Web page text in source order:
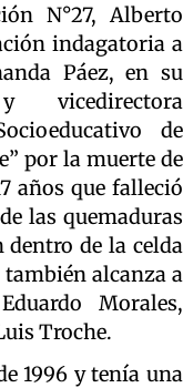
N°27, Alberto
indagatoria a
Páez, en su
de
por la muerte de
años que falleció
las quemaduras
de la celda
alcanza a
Morales,
Troche.
1996 y tenía una